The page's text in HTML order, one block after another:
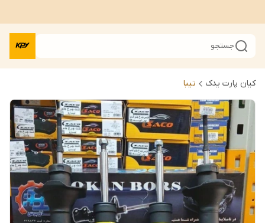
جستجو
کیان پارت یدک تیبا